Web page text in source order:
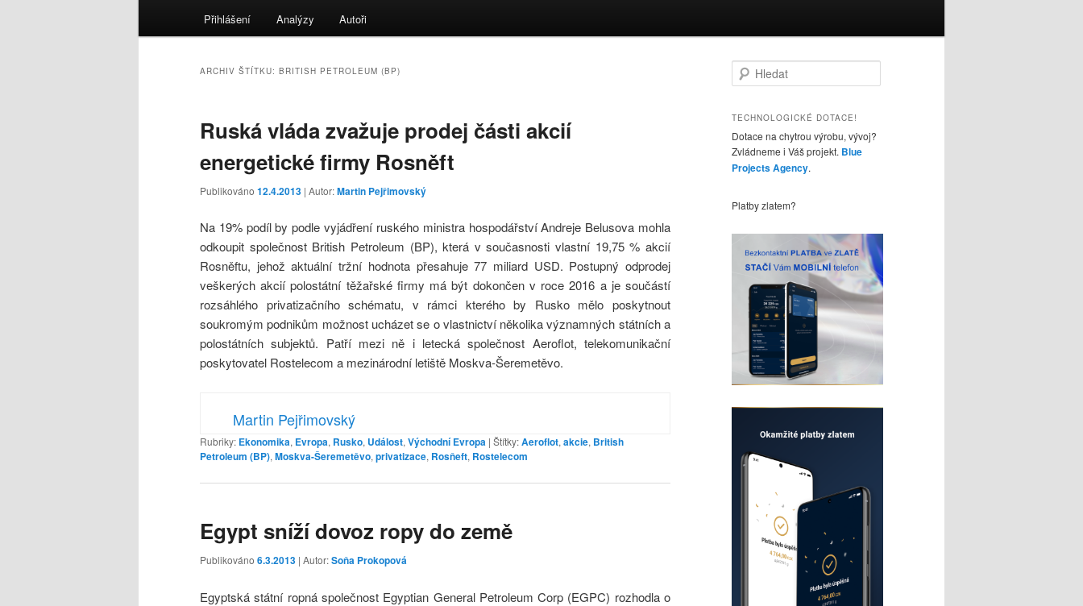
Přihlášení Analýzy Autoři
ARCHIV ŠTÍTKU: BRITISH PETROLEUM (BP)
Ruská vláda zvažuje prodej části akcií
energetické firmy Rosněft
Publikováno 12.4.2013 | Autor:Martin Pejřimovský
Na 19% podíl by podle vyjádření ruského ministra hospodářství Andreje Belusova mohla
odkoupit společnost British Petroleum (BP), která v současnosti vlastní 19,75 % akcií
Rosněftu, jehož aktuální tržní hodnota přesahuje 77 miliard USD. Postupný odprodej
veškerých akcií polostátní těžařské firmy má být dokončen v roce 2016 a je součástí
rozsáhlého privatizačního schématu, v rámci kterého by Rusko mělo poskytnout
soukromým podnikům možnost ucházet se o vlastnictví několika významných státních a
polostátních subjektů. Patří mezi ně i letecká společnost Aeroflot, telekomunikační
poskytovatel Rostelecom a mezinárodní letiště Moskva-Šeremetěvo.
Martin Pejřimovský
Rubriky: Ekonomika, Evropa, Rusko, Událost, Východní Evropa | Štítky:Aeroflot, akcie, British
Petroleum (BP), Moskva-Šeremetěvo, privatizace, Rosňeft, Rostelecom
Egypt sníží dovoz ropy do země
Publikováno 6.3.2013 | Autor:Soňa Prokopová
Egyptská státní ropná společnost Egyptian General Petroleum Corp (EGPC) rozhodla o
l
d
t
TECHNOLOGICKÉ DOTACE!
Dotace na chytrou výrobu, vývoj?
Zvládneme i Váš projekt. Blue
Projects Agency.
Platby zlatem?